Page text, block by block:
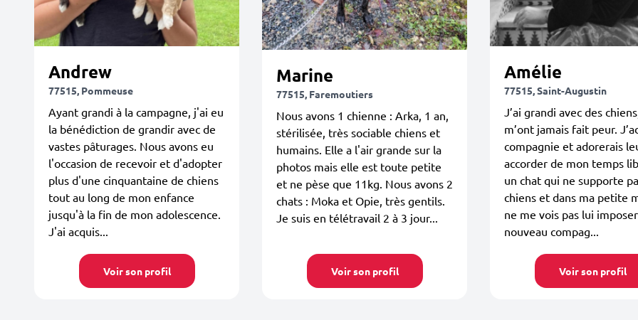
Andrew
77515, Pommeuse
Ayant grandi à la campagne, j'ai eu
la bénédiction de grandir avec de
vastes pâturages. Nous avons eu
l'occasion de recevoir et d'adopter
plus d'une cinquantaine de chiens
tout au long de mon enfance
jusqu'à la fin de mon adolescence.
J'ai acquis...
Voir son profil
Marine
77515, Faremoutiers
Nous avons 1 chienne : Arka, 1 an,
stérilisée, très sociable chiens et
humains. Elle a l'air grande sur la
photos mais elle est toute petite
et ne pèse que 11kg. Nous avons 2
chats : Moka et Opie, très gentils.
Je suis en télétravail 2 à 3 jour...
Voir son profil
Amélie
77515, Saint-Augustin
J’ai grandi avec des
m’ont jamais fait peur.
compagnie et adorerais
accorder de mon temps
un chat qui ne supporte
chiens et dans ma petite
ne me vois pas lui
nouveau compag...
Voir son profil